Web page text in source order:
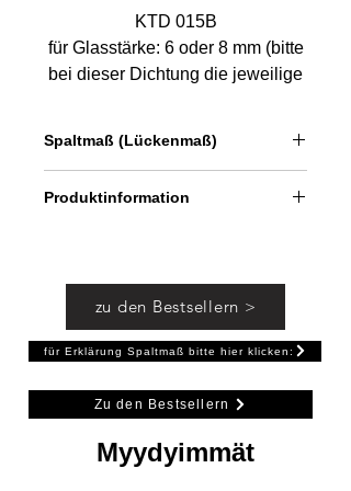
KTD 015B
für Glasstärke: 6 oder 8 mm (bitte
bei dieser Dichtung die jeweilige
geeignet)
Spaltmaß (Lückenmaß)
ca. 4 - 5 mm bei 8 mm Glas
Produktinformation
Einsetzbar auch in Verbindung bei
nachträglicher Montage
eines Schwallprofils.
zu den Bestsellern >
für Erklärung Spaltmaß bitte hier klicken:
Zu den Bestsellern
Myydyimmät